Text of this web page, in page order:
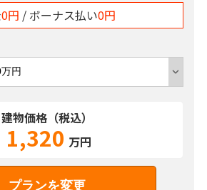
0円 / ボーナス払い0円
建物価格（税込）
1,320 万円
プランを変更